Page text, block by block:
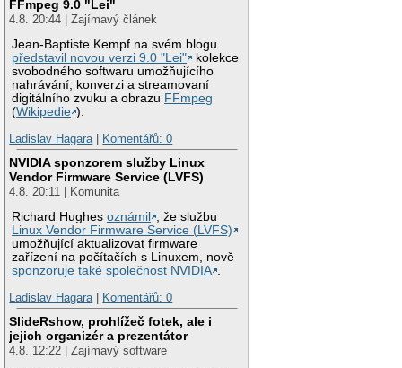
FFmpeg 9.0 "Lei"
4.8. 20:44 | Zajímavý článek
Jean-Baptiste Kempf na svém blogu
představil novou verzi 9.0 "Lei"
kolekce
svobodného softwaru umožňujícího
nahrávání, konverzi a streamovaní
digitálního zvuku a obrazu FFmpeg
(Wikipedie ).
Ladislav Hagara| Komentářů: 0
NVIDIA sponzorem služby Linux
Vendor Firmware Service (LVFS)
4.8. 20:11 | Komunita
Richard Hughesoznámil
, že službu
Linux Vendor Firmware Service (LVFS)
umožňující aktualizovat firmware
zařízení na počítačích s Linuxem, nově
sponzoruje také společnost NVIDIA .
Ladislav Hagara| Komentářů: 0
SlideRshow, prohlížeč fotek, ale i
jejich organizér a prezentátor
4.8. 12:22 | Zajímavý software